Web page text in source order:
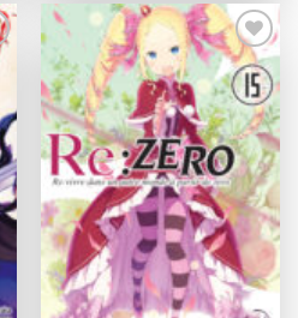
Ajouter
à la
wishlist